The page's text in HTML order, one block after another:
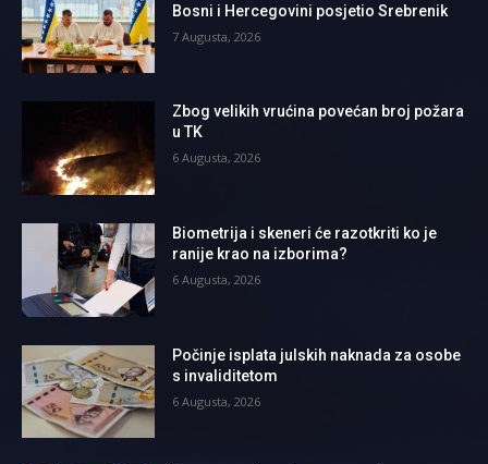
Bosni i Hercegovini posjetio Srebrenik
7 Augusta, 2026
Zbog velikih vrućina povećan broj požara
u TK
6 Augusta, 2026
Biometrija i skeneri će razotkriti ko je
ranije krao na izborima?
6 Augusta, 2026
Počinje isplata julskih naknada za osobe
s invaliditetom
6 Augusta, 2026